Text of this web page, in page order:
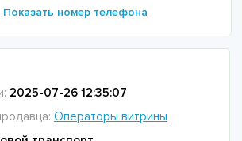
Показать номер телефона
2025-07-26 12:35:07
Операторы витрины